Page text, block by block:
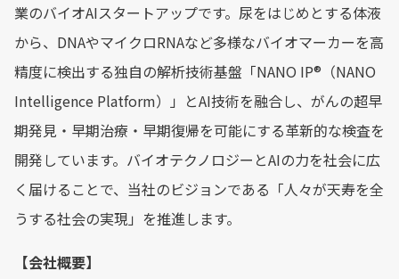
業のバイオAIスタートアップです。尿をはじめとする体液
から、DNAやマイクロRNAなど多様なバイオマーカーを高
精度に検出する独自の解析技術基盤「NANO IP®︎（NANO
Intelligence Platform）」とAI技術を融合し、がんの超早
期発見・早期治療・早期復帰を可能にする革新的な検査を
開発しています。バイオテクノロジーとAIの力を社会に広
く届けることで、当社のビジョンである「人々が天寿を全
うする社会の実現」を推進します。
【会社概要】